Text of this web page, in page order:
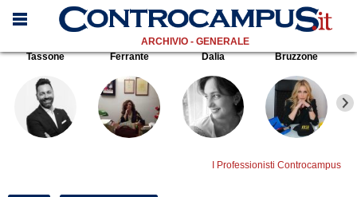
ARCHIVIO - GENERALE
Tassone
Ferrante Dalia Bruzzone
I Professionisti Controcampus